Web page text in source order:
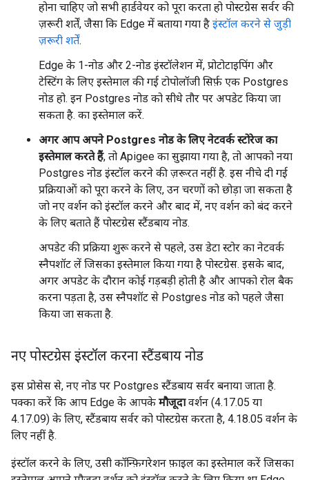
होना चाहिए जो सभी हार्डवेयर को पूरा करता हो पोस्टग्रेस सर्वर की
ज़रूरी शर्तें, जैसा कि Edge में बताया गया है इंस्टॉल करने से जुड़ी
ज़रूरी शर्तें.
Edge के 1-नोड और 2-नोड इंस्टॉलेशन में, प्रोटोटाइपिंग और
टेस्टिंग के लिए इस्तेमाल की गई टोपोलॉजी सिर्फ़ एक Postgres
नोड हो. इन Postgres नोड को सीधे तौर पर अपडेट किया जा
सकता है. का इस्तेमाल करें.
अगर आप अपने Postgres नोड के लिए नेटवर्क स्टोरेज का
इस्तेमाल करते हैं, तो Apigee का सुझाया गया है, तो आपको नया
Postgres नोड इंस्टॉल करने की ज़रूरत नहीं है. इस नीचे दी गई
प्रक्रियाओं को पूरा करने के लिए, उन चरणों को छोड़ा जा सकता है
जो नए वर्शन को इंस्टॉल करने और बाद में, नए वर्शन को बंद करने
के लिए बताते हैं पोस्टग्रेस स्टैंडबाय नोड.
अपडेट की प्रक्रिया शुरू करने से पहले, उस डेटा स्टोर का नेटवर्क
स्नैपशॉट लें जिसका इस्तेमाल किया गया है पोस्टग्रेस. इसके बाद,
अगर अपडेट के दौरान कोई गड़बड़ी होती है और आपको रोल बैक
करना पड़ता है, उस स्नैपशॉट से Postgres नोड को पहले जैसा
किया जा सकता है.
नए पोस्टग्रेस इंस्टॉल करना स्टैंडबाय नोड
इस प्रोसेस से, नए नोड पर Postgres स्टैंडबाय सर्वर बनाया जाता है.
पक्का करें कि आप Edge के आपके मौजूदावर्शन (4.17.05 या
4.17.09) के लिए, स्टैंडबाय सर्वर को पोस्टग्रेस करता है, 4.18.05 वर्शन के
लिए नहीं है.
इंस्टॉल करने के लिए, उसी कॉन्फ़िगरेशन फ़ाइल का इस्तेमाल करें जिसका